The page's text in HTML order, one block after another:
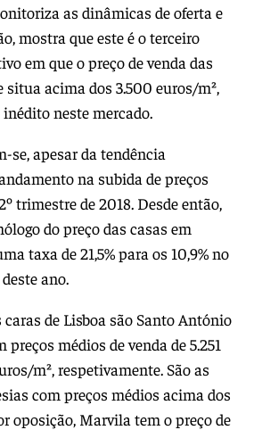
as dinâmicas de oferta e
mostra que este é o terceiro
em que o preço de venda das
situa acima dos 3.500 euros/m²,
neste mercado.
se, apesar da tendência
na subida de preços
trimestre de 2018. Desde então,
do preço das casas em
taxa de 21,5% para os 10,9% no
ano.
de Lisboa são Santo António
médios de venda de 5.251
m², respetivamente. São as
com preços médios acima dos
oposição, Marvila tem o preço de